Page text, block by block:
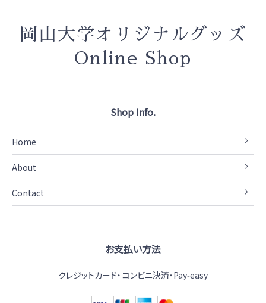
岡山大学オリジナルグッズ
Online Shop
Shop Info.
Home
About
Contact
お支払い方法
クレジットカード コンビニ決済・Pay‑easy